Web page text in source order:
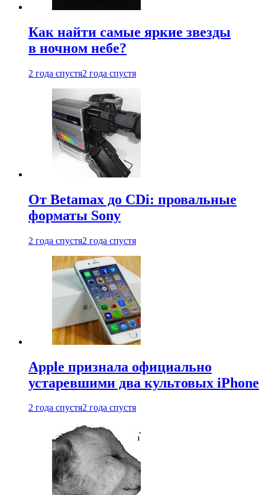
Как найти самые яркие звезды
в ночном небе?
2 года спустя2 года спустя
От Betamax до CDi: провальные
форматы Sony
2 года спустя2 года спустя
Apple признала официально
устаревшими два культовых iPhone
2 года спустя2 года спустя